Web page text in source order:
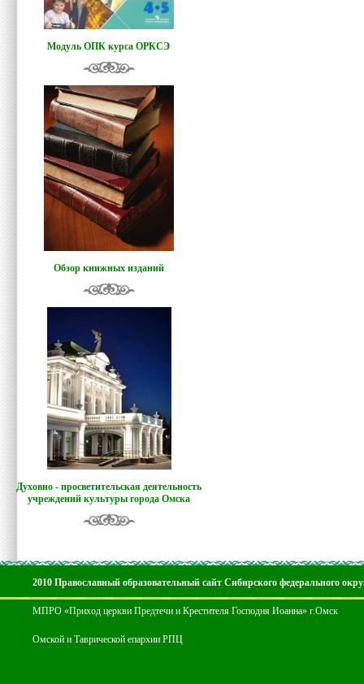
Модуль ОПК курса ОРКСЭ
Обзор книжных изданий
Духовно - просветительская деятельность
учреждений культуры города Омска
2010 Православный образовательный сайт Сибирского федерального
МПРО «Приход церкви Предтечи и Крестителя Господня Иоанна» г.Омск
Омской и Таврической епархии РПЦ